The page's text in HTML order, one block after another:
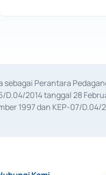
Perantara
D.04/2014 tanggal 28
1997 dan KEP-07/